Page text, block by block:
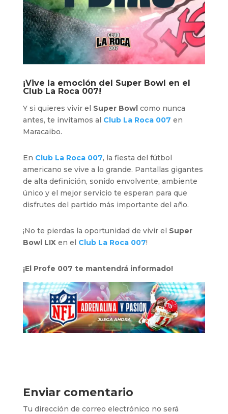
¡Vive la emoción del Super Bowl en el
Club La Roca 007!
Y si quieres vivir el Super Bowlcomo nunca
antes, te invitamos al Club La Roca 007 en
Maracaibo.
En Club La Roca 007, la fiesta del fútbol
americano se vive a lo grande. Pantallas gigantes
de alta definición, sonido envolvente, ambiente
único y el mejor servicio te esperan para que
disfrutes del partido más importante del año.
¡No te pierdas la oportunidad de vivir el Super
Bowl LIXen el Club La Roca 007!
¡El Profe 007 te mantendrá informado!
Enviar comentario
Tu dirección de correo electrónico no será